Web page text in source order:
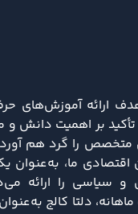
ارائه آموزش‌های
بر اهمیت دانش و
متخصص را گرد هم
اقتصادی ما، به‌عنوان
بازدید و ۵ هزار شنونده ماهانه،